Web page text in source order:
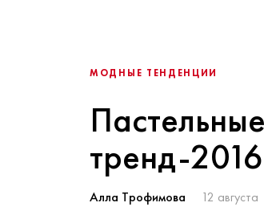
МОДНЫЕ ТЕНДЕНЦИИ
тренд-2016
Алла Трофимова 12 августа